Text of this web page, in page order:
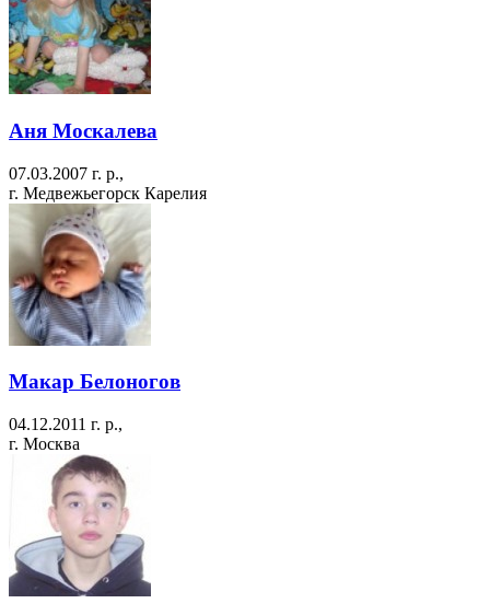
Аня Москалева
07.03.2007 г. р.,
г. Медвежьегорск Карелия
Макар Белоногов
04.12.2011 г. р.,
г. Москва